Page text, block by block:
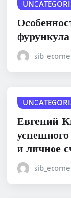
фурункула
Евгений
успешного
и личное